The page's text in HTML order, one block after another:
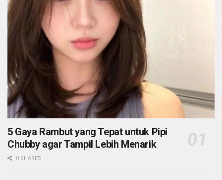
5 Gaya Rambut yang Tepat untuk Pipi
Chubby agar Tampil Lebih Menarik
0 SHARES